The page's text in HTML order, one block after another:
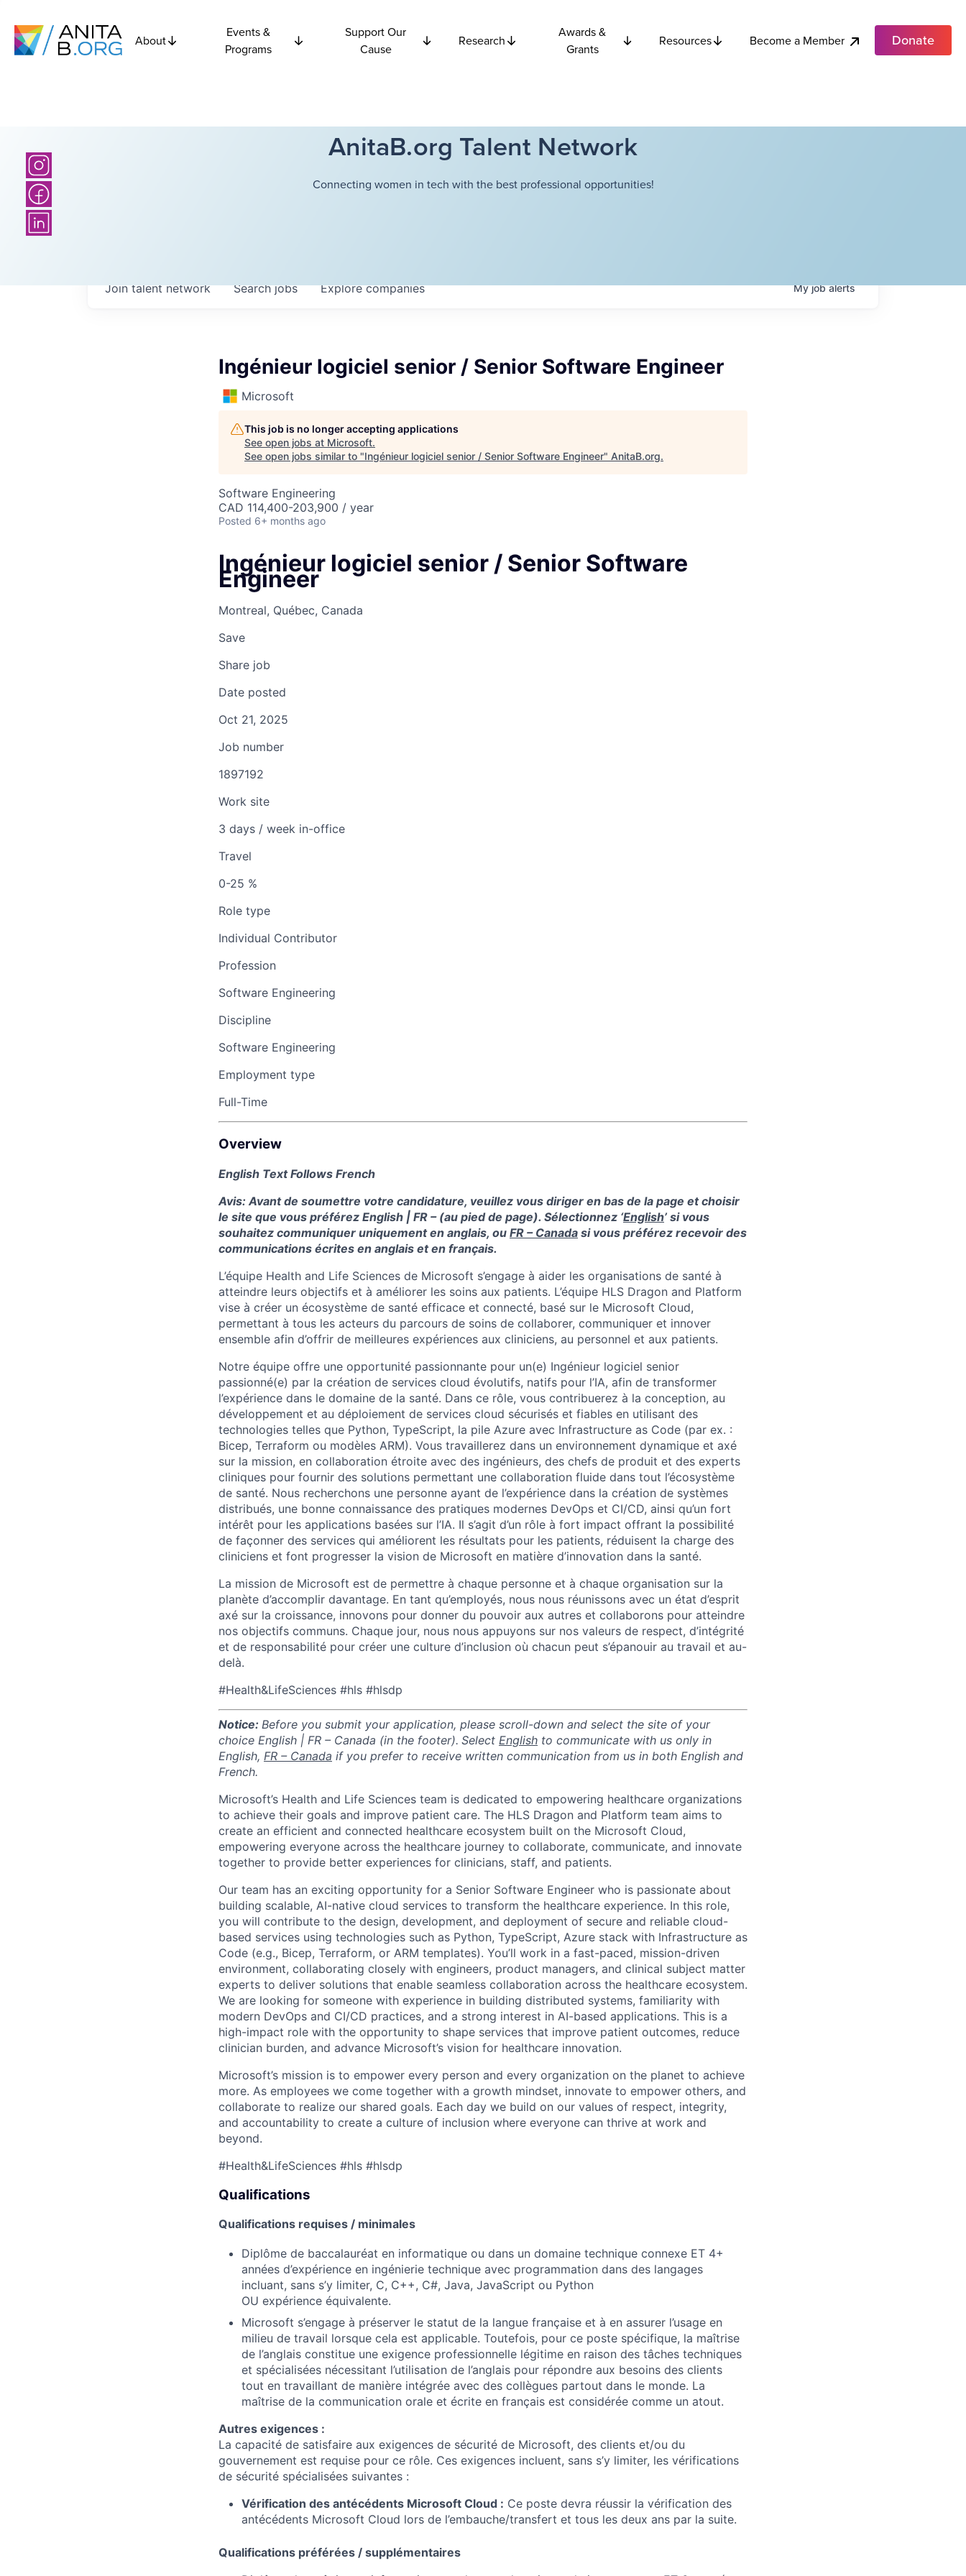
About
Events &
Programs
Support Our
Cause
Research
Awards &
Grants
Resources Become a Member Donate
AnitaB.org Talent Network
Connecting women in tech with the best professional opportunities!
Searchjobs Explorecompanies
Join talent network Myjobalerts
Ingénieur logiciel senior / Senior Software Engineer
Microsoft
This job is no longer accepting applications
See open jobs at Microsoft.
See open jobs similar to "Ingénieur logiciel senior / Senior Software Engineer" AnitaB.org.
Software Engineering
CAD 114,400-203,900 / year
Posted 6+ months ago
Ingénieur logiciel senior / Senior Software
Engineer
Montreal, Québec, Canada
Save
Share job
Date posted
Oct 21, 2025
Job number
1897192
Work site
3 days / week in-office
Travel
0-25 %
Role type
Individual Contributor
Profession
Software Engineering
Discipline
Software Engineering
Employment type
Full-Time
Overview
English Text Follows French
Avis: Avant de soumettre votre candidature, veuillez vous diriger en bas de la page et choisir
le site que vous préférez English | FR – (au pied de page). Sélectionnez ‘English’ si vous
souhaitez communiquer uniquement en anglais, ou FR – Canada si vous préférez recevoir des
communications écrites en anglais et en français.
L’équipe Health and Life Sciences de Microsoft s’engage à aider les organisations de santé à
atteindre leurs objectifs et à améliorer les soins aux patients. L’équipe HLS Dragon and Platform
vise à créer un écosystème de santé efficace et connecté, basé sur le Microsoft Cloud,
permettant à tous les acteurs du parcours de soins de collaborer, communiquer et innover
ensemble afin d’offrir de meilleures expériences aux cliniciens, au personnel et aux patients.
Notre équipe offre une opportunité passionnante pour un(e) Ingénieur logiciel senior
passionné(e) par la création de services cloud évolutifs, natifs pour l’IA, afin de transformer
l’expérience dans le domaine de la santé. Dans ce rôle, vous contribuerez à la conception, au
développement et au déploiement de services cloud sécurisés et fiables en utilisant des
technologies telles que Python, TypeScript, la pile Azure avec Infrastructure as Code (par ex. :
Bicep, Terraform ou modèles ARM). Vous travaillerez dans un environnement dynamique et axé
sur la mission, en collaboration étroite avec des ingénieurs, des chefs de produit et des experts
cliniques pour fournir des solutions permettant une collaboration fluide dans tout l’écosystème
de santé. Nous recherchons une personne ayant de l’expérience dans la création de systèmes
distribués, une bonne connaissance des pratiques modernes DevOps et CI/CD, ainsi qu’un fort
intérêt pour les applications basées sur l’IA. Il s’agit d’un rôle à fort impact offrant la possibilité
de façonner des services qui améliorent les résultats pour les patients, réduisent la charge des
cliniciens et font progresser la vision de Microsoft en matière d’innovation dans la santé.
La mission de Microsoft est de permettre à chaque personne et à chaque organisation sur la
planète d’accomplir davantage. En tant qu’employés, nous nous réunissons avec un état d’esprit
axé sur la croissance, innovons pour donner du pouvoir aux autres et collaborons pour atteindre
nos objectifs communs. Chaque jour, nous nous appuyons sur nos valeurs de respect, d’intégrité
et de responsabilité pour créer une culture d’inclusion où chacun peut s’épanouir au travail et au-
delà.
#Health&LifeSciences #hls #hlsdp
Notice: Before you submit your application, please scroll-down and select the site of your
choice English | FR – Canada (in the footer). Select English to communicate with us only in
English, FR – Canada if you prefer to receive written communication from us in both English and
French.
Microsoft’s Health and Life Sciences team is dedicated to empowering healthcare organizations
to achieve their goals and improve patient care. The HLS Dragon and Platform team aims to
create an efficient and connected healthcare ecosystem built on the Microsoft Cloud,
empowering everyone across the healthcare journey to collaborate, communicate, and innovate
together to provide better experiences for clinicians, staff, and patients.
Our team has an exciting opportunity for a Senior Software Engineer who is passionate about
building scalable, AI-native cloud services to transform the healthcare experience. In this role,
you will contribute to the design, development, and deployment of secure and reliable cloud-
based services using technologies such as Python, TypeScript, Azure stack with Infrastructure as
Code (e.g., Bicep, Terraform, or ARM templates). You’ll work in a fast-paced, mission-driven
environment, collaborating closely with engineers, product managers, and clinical subject matter
experts to deliver solutions that enable seamless collaboration across the healthcare ecosystem.
We are looking for someone with experience in building distributed systems, familiarity with
modern DevOps and CI/CD practices, and a strong interest in AI-based applications. This is a
high-impact role with the opportunity to shape services that improve patient outcomes, reduce
clinician burden, and advance Microsoft’s vision for healthcare innovation.
Microsoft’s mission is to empower every person and every organization on the planet to achieve
more. As employees we come together with a growth mindset, innovate to empower others, and
collaborate to realize our shared goals. Each day we build on our values of respect, integrity,
and accountability to create a culture of inclusion where everyone can thrive at work and
beyond.
#Health&LifeSciences #hls #hlsdp
Qualifications
Qualifications requises / minimales
Diplôme de baccalauréat en informatique ou dans un domaine technique connexe ET 4+
années d’expérience en ingénierie technique avec programmation dans des langages
incluant, sans s’y limiter, C, C++, C#, Java, JavaScript ou Python
OU expérience équivalente.
Microsoft s’engage à préserver le statut de la langue française et à en assurer l’usage en
milieu de travail lorsque cela est applicable. Toutefois, pour ce poste spécifique, la maîtrise
de l’anglais constitue une exigence professionnelle légitime en raison des tâches techniques
et spécialisées nécessitant l’utilisation de l’anglais pour répondre aux besoins des clients
tout en travaillant de manière intégrée avec des collègues partout dans le monde. La
maîtrise de la communication orale et écrite en français est considérée comme un atout.
Autres exigences :
La capacité de satisfaire aux exigences de sécurité de Microsoft, des clients et/ou du
gouvernement est requise pour ce rôle. Ces exigences incluent, sans s’y limiter, les vérifications
de sécurité spécialisées suivantes :
Vérification des antécédents Microsoft Cloud : Ce poste devra réussir la vérification des
antécédents Microsoft Cloud lors de l’embauche/transfert et tous les deux ans par la suite.
Qualifications préférées / supplémentaires